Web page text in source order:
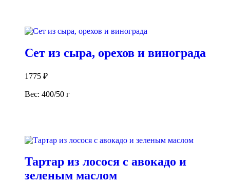
Сет из сыра, орехов и винограда
1775 ₽
Вес: 400/50 г
Тартар из лосося с авокадо и
зеленым маслом